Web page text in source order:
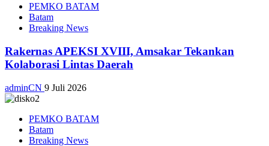
PEMKO BATAM
Batam
Breaking News
Rakernas APEKSI XVIII, Amsakar Tekankan
Kolaborasi Lintas Daerah
adminCN 9 Juli 2026
PEMKO BATAM
Batam
Breaking News